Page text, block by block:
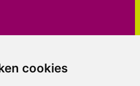
cookies
ONDERDEEL VAN